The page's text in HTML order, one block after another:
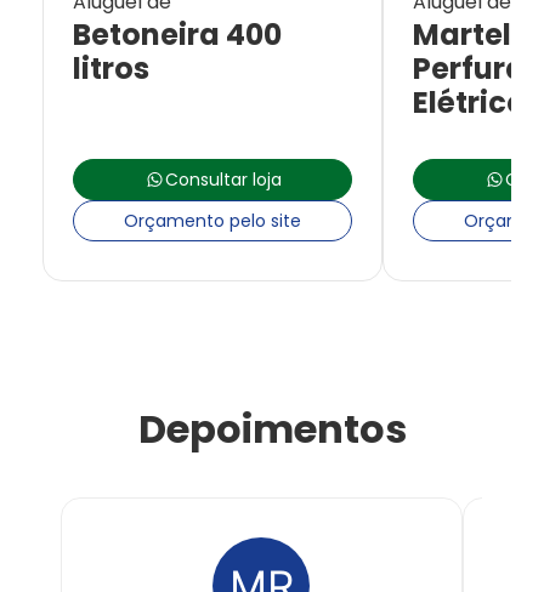
Betoneira 400
litros
Consultar loja
Orçamento pelo site
Elétrico
Depoimentos